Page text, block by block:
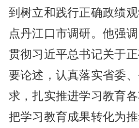
到树立和践行正确政绩
点丹江口市调研。他强
贯彻习近平总书记关于
要论述，认真落实省委
求，扎实推进学习教育
把学习教育成果转化为